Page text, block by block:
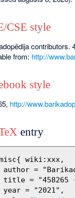
CSE style
contributors.
from: http://
style
http://
entry